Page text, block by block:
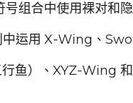
组合中使用裸对和
中运用 X-Wing、
鱼）、XYZ-Wing 和